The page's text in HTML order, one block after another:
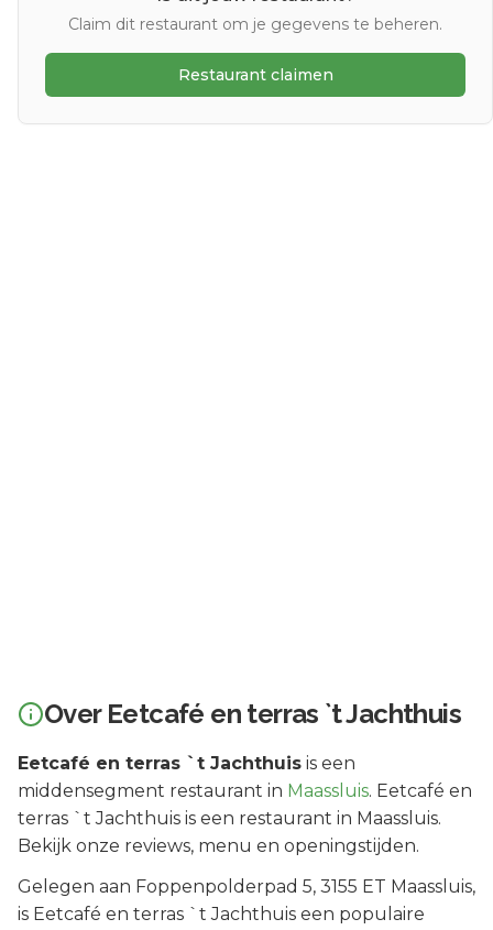
Claim dit restaurant om je gegevens te beheren.
Restaurant claimen
Over Eetcafé en terras `t Jachthuis
Eetcafé en terras `t Jachthuis is een
middensegment restaurant in Maassluis. Eetcafé en
terras `t Jachthuis is een restaurant in Maassluis.
Bekijk onze reviews, menu en openingstijden.
Gelegen aan Foppenpolderpad 5, 3155 ET Maassluis,
is Eetcafé en terras `t Jachthuis een populaire